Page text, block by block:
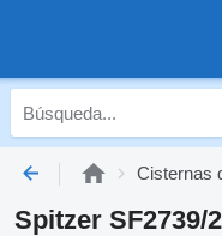
Cisternas
Spitzer SF2739/